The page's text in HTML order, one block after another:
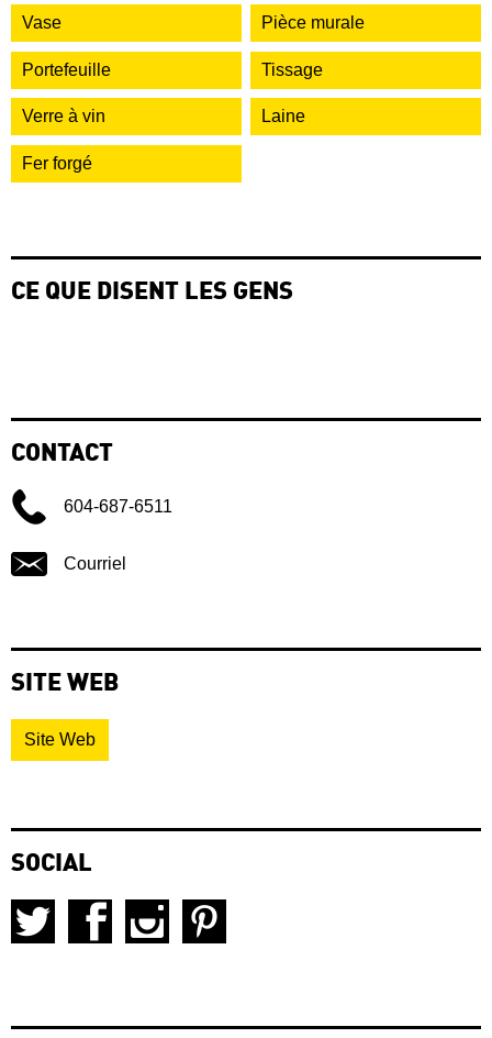
Vase Pièce murale
Portefeuille Tissage
Verre à vin Laine
Fer forgé
CE QUE DISENT LES GENS
CONTACT
604-687-6511
Courriel
SITE WEB
Site Web
SOCIAL